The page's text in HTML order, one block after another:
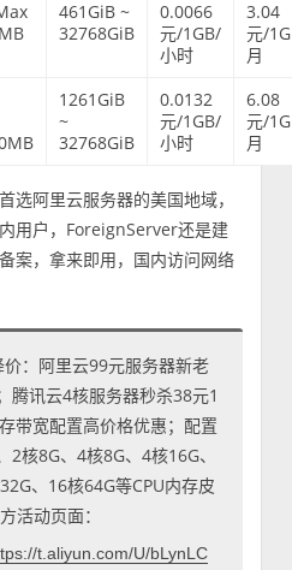
461GiB ~
32768GiB
0.0066
元/1GB/
小时
3.04
元/
月
1261GiB
~
32768GiB
0.0132
元/1GB/
小时
6.08
元/
月
选阿里云服务器的美国地域，
用户，ForeignServer还是建
案，拿来即用，国内访问网络
：阿里云99元服务器新老
腾讯云4核服务器秒杀38元1
带宽配置高价格优惠；配置
核8G、4核8G、4核16G、
、16核64G等CPU内存皮
活动页面：
t.aliyun.com/U/bLynLC